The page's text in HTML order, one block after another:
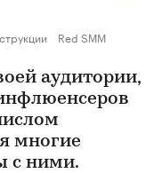
Red SMM
аудитории,
многие
с ними.